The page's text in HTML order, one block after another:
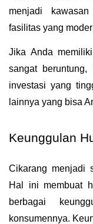
menjadi
fasilitas yang
Jika Anda
sangat
investasi yang
lainnya yang bisa
Keunggulan
Cikarang menjadi
Hal ini membuat
berbagai
konsumennya.